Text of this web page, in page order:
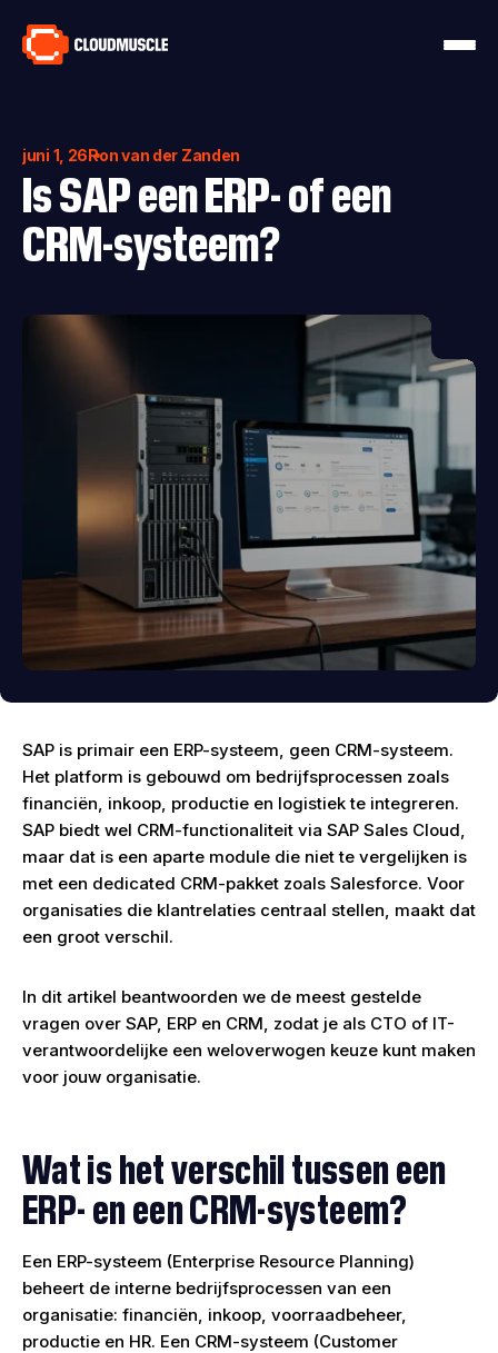
juni 1, 26Ron van der Zanden
Is SAP een ERP- of een
CRM-systeem?
SAP is primair een ERP-systeem, geen CRM-systeem.
Het platform is gebouwd om bedrijfsprocessen zoals
financiën, inkoop, productie en logistiek te integreren.
SAP biedt wel CRM-functionaliteit via SAP Sales Cloud,
maar dat is een aparte module die niet te vergelijken is
met een dedicated CRM-pakket zoals Salesforce. Voor
organisaties die klantrelaties centraal stellen, maakt dat
een groot verschil.
In dit artikel beantwoorden we de meest gestelde
vragen over SAP, ERP en CRM, zodat je als CTO of IT-
verantwoordelijke een weloverwogen keuze kunt maken
voor jouw organisatie.
Wat is het verschil tussen een
ERP- en een CRM-systeem?
Een ERP-systeem (Enterprise Resource Planning)
beheert de interne bedrijfsprocessen van een
organisatie: financiën, inkoop, voorraadbeheer,
productie en HR. Een CRM-systeem (Customer